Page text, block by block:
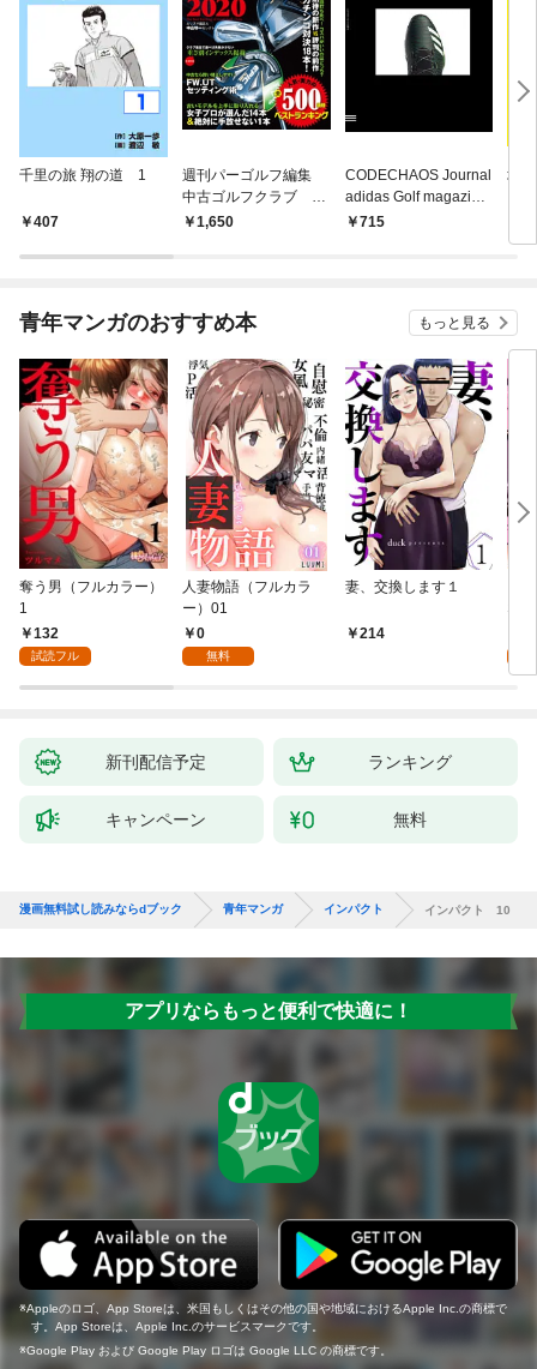
千里の旅 翔の道 1
407
週刊パーゴルフ編集
中古ゴルフクラブ ベ
ストランキング2020
1,650
CODECHAOS Journal
adidas Golf magazine
増刊アルバトロス・ビ
715
増
青年マンガのおすすめ本 もっと見る
奪う男（フルカラー）
1
132
試読フル
人妻物語（フルカラ
ー）01
0
無料
妻、交換します１
214
な
新刊配信予定 ランキング
キャンペーン 無料
漫画無料試し読みならdブック 青年マンガ インパクト インパクト 10
アプリならもっと便利で快適に！
Appleのロゴ、App Storeは、米国もしくはその他の国や地域におけるApple Inc.の商標で
す。App Storeは、Apple Inc.のサービスマークです。
Google Play および Google Play ロゴは Google LLC の商標です。